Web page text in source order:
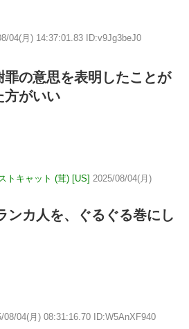
04(月) 14:37:01.83 ID:v9Jg3beJ0
罪の意思を表明したことが
方がいい
トキャット (茸) [US] 2025/08/04(月)
ンカ人を、ぐるぐる巻にし
08/04(月) 08:31:16.70 ID:W5AnXF940